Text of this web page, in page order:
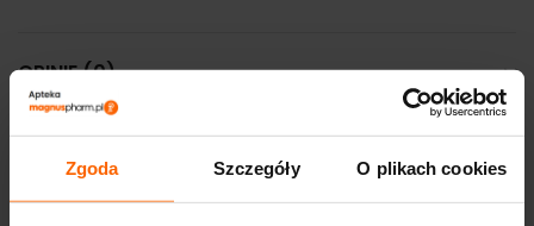
Zgoda Szczegóły O plikach cookies
OPINIE (0)